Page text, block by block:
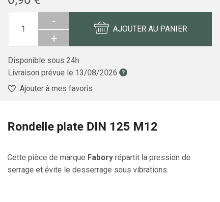
-
+
AJOUTER AU PANIER
Disponible sous 24h
Livraison prévue le 13/08/2026
Ajouter à mes favoris
Rondelle plate DIN 125 M12
Cette pièce de marque Fabory répartit la pression de
serrage et évite le desserrage sous vibrations.